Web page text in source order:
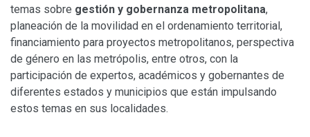
temas sobre gestión y gobernanza metropolitana,
planeación de la movilidad en el ordenamiento territorial,
financiamiento para proyectos metropolitanos, perspectiva
de género en las metrópolis, entre otros, con la
participación de expertos, académicos y gobernantes de
diferentes estados y municipios que están impulsando
estos temas en sus localidades.